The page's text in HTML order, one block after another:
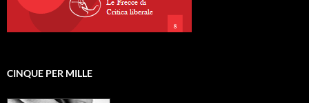
CINQUE PER MILLE